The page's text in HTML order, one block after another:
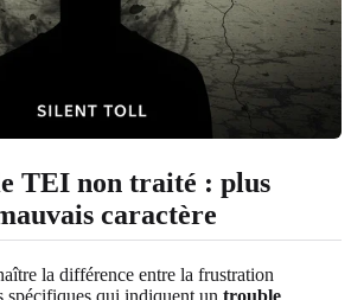
TEI non traité : plus
caractère
la différence entre la frustration
spécifiques qui indiquent un trouble